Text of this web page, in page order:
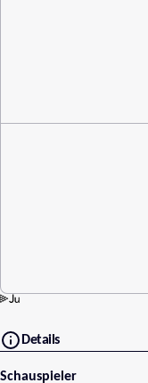
Details
Schauspieler